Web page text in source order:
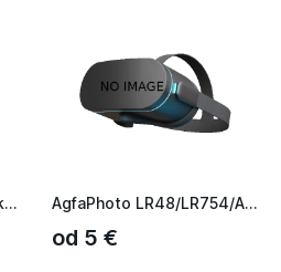
AgfaPhoto gombíková alkalické batérie 1.5V, LR48-LR754-AG5-3... AgfaPhoto LR48/LR754/AG5/393 10ks AP-AG5-LR48-10B
od 5 €